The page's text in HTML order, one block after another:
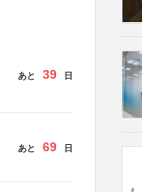
あと 39 日
あと 69 日